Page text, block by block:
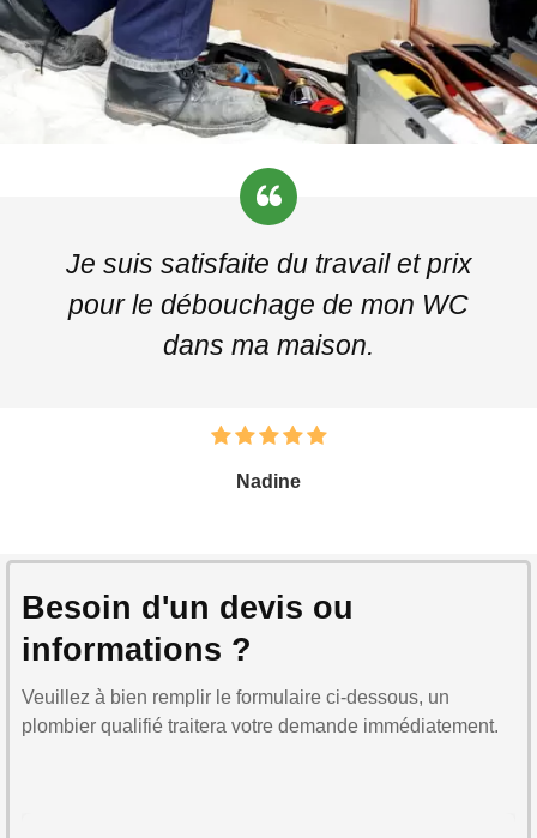
Je suis satisfaite du travail et prix
pour le débouchage de mon WC
dans ma maison.
Nadine
Besoin d'un devis ou
informations ?
Veuillez à bien remplir le formulaire ci-dessous, un
plombier qualifié traitera votre demande immédiatement.